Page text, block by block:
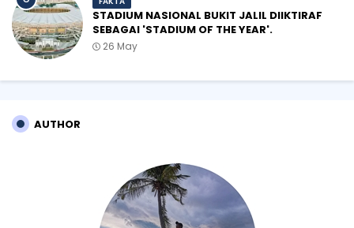
STADIUM NASIONAL BUKIT JALIL DIIKTIRAF
SEBAGAI 'STADIUM OF THE YEAR'.
26 May
AUTHOR